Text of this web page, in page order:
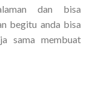
dan bisa
begitu anda bisa
sama membuat